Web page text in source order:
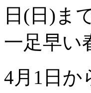
日(日)ま
一足早い
4月1日か